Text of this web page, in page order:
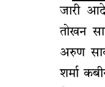
जारी
तोखन
अरुण
शर्मा